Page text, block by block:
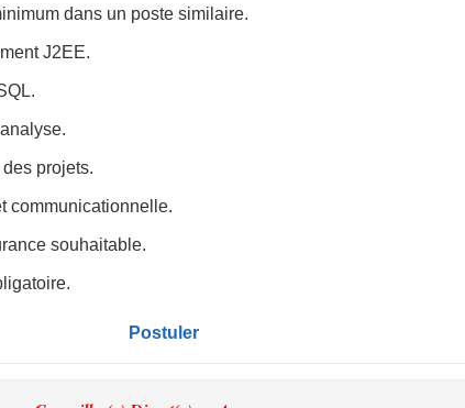
dans un poste similaire.
J2EE.
projets.
communicationnelle.
souhaitable.
Postuler